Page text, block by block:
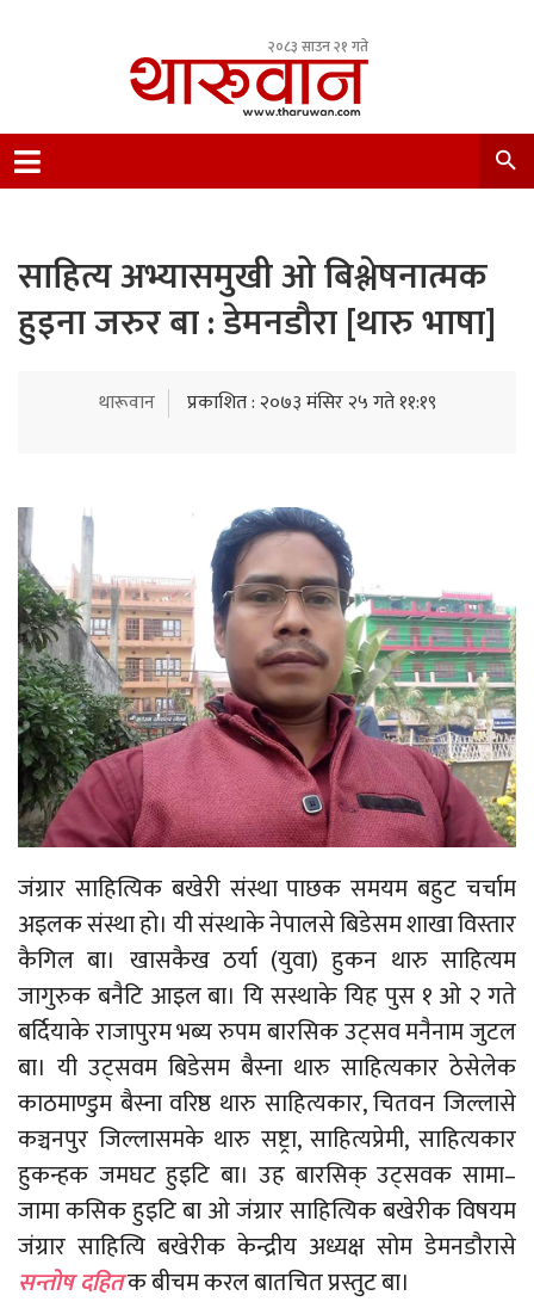
२०८३ साउन २१ गते
Nepal.
साहित्य अभ्यासमुखी ओ बिश्लेषनात्मक
हुइना जरुर बा : डेमनडौरा [थारु भाषा]
थारूवान प्रकाशित : २०७३ मंसिर २५ गते ११:१९
जंग्रार साहित्यिक बखेरी संस्था पाछक समयम बहुट चर्चाम
अइलक संस्था हो। यी संस्थाके नेपालसे बिडेसम शाखा विस्तार
कैगिल बा। खासकैख ठर्या (युवा) हुकन थारु साहित्यम
जागुरुक बनैटि आइल बा। यि सस्थाके यिह पुस १ ओ २ गते
बर्दियाके राजापुरम भब्य रुपम बारसिक उट्सव मनैनाम जुटल
बा। यी उट्सवम बिडेसम बैस्ना थारु साहित्यकार ठेसेलेक
काठमाण्डुम बैस्ना वरिष्ठ थारु साहित्यकार, चितवन जिल्लासे
कञ्चनपुर जिल्लासमके थारु सष्ट्रा, साहित्यप्रेमी, साहित्यकार
हुकन्हक जमघट हुइटि बा। उह बारसिक् उट्सवक सामा–
जामा कसिक हुइटि बा ओ जंग्रार साहित्यिक बखेरीक विषयम
जंग्रार साहित्यि बखेरीक केन्द्रीय अध्यक्ष सोम डेमनडौरासे
सन्तोष दहितक बीचम करल बातचित प्रस्तुट बा।